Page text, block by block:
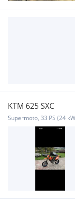
KTM 625 SXC
Supermoto, 33 PS (24